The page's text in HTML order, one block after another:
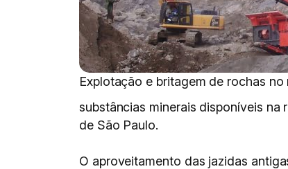
Explotação e britagem de rochas
substâncias minerais disponíveis
de São Paulo.
O aproveitamento das jazidas